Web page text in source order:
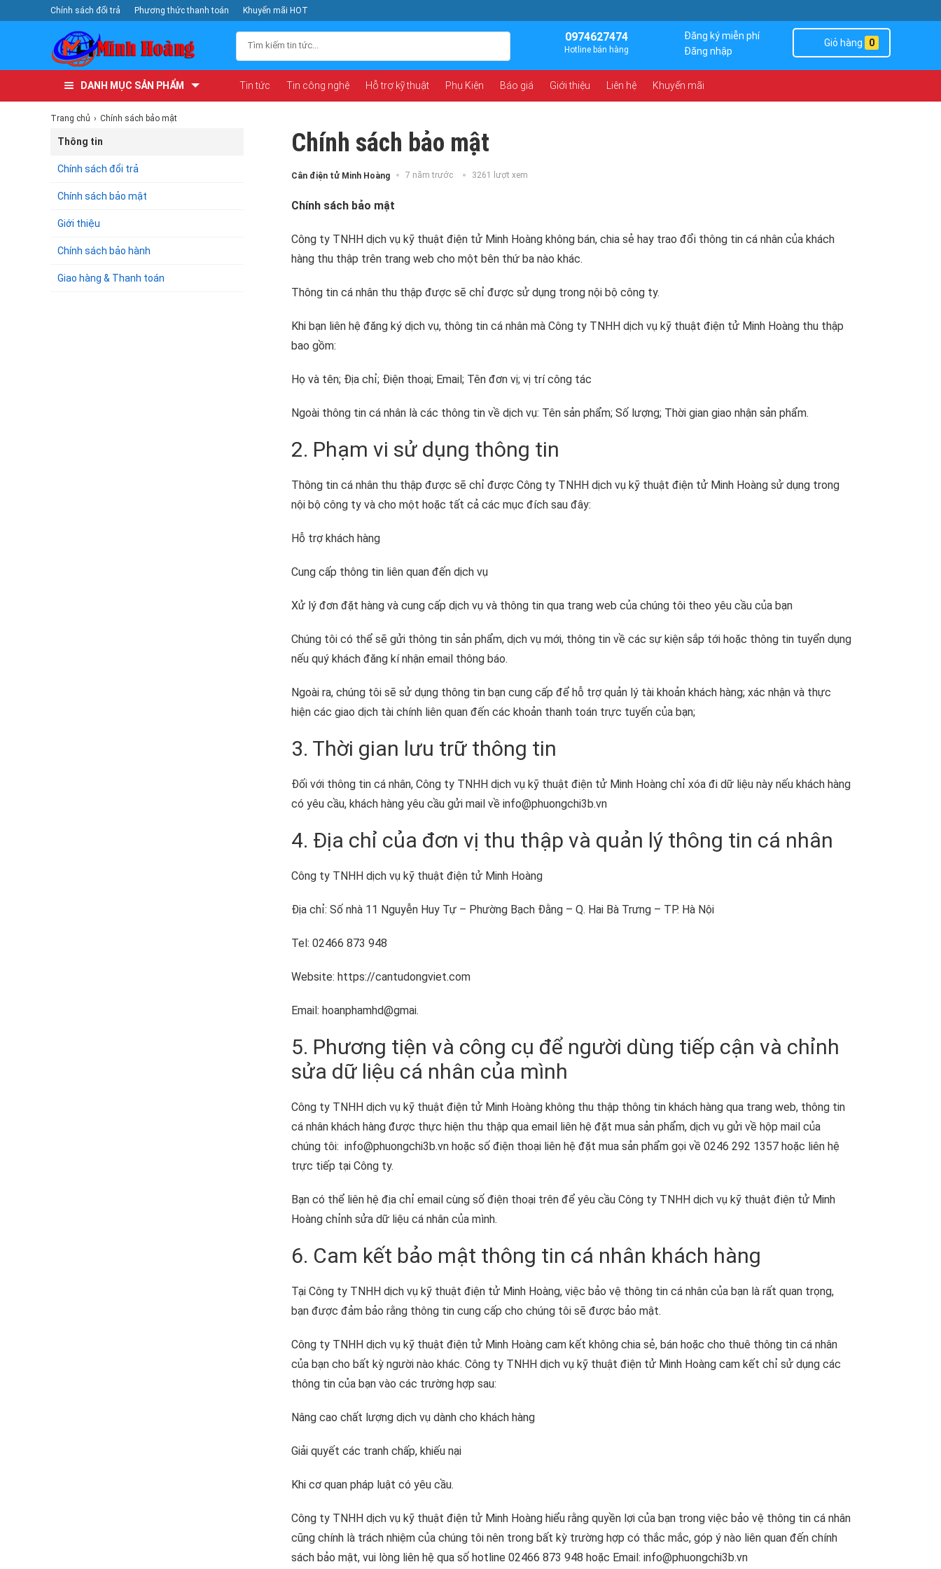
Chính sách đổi trả Phương thức thanh toán Khuyến mãi HOT
0974627474
Hotline bán hàng
Đăng ký miễn phí
Đăng nhập
Giỏ hàng 0
DANH MỤC SẢN PHẨM Tin tức Tin công nghệ Hỗ trợ kỹ thuật Phụ Kiện Báo giá Giới thiệu Liên hệ Khuyến mãi
Trang chủ Chính sách bảo mật
Thông tin
Chính sách đổi trả
Chính sách bảo mật
Giới thiệu
Chính sách bảo hành
Giao hàng & Thanh toán
Chính sách bảo mật
Cân điện tử Minh Hoàng 7 năm trước 3261 lượt xem
Chính sách bảo mật
Công ty TNHH dịch vụ kỹ thuật điện tử Minh Hoàng không bán, chia sẻ hay trao đổi thông tin cá nhân của khách
hàng thu thập trên trang web cho một bên thứ ba nào khác.
Thông tin cá nhân thu thập được sẽ chỉ được sử dụng trong nội bộ công ty.
Khi bạn liên hệ đăng ký dịch vụ, thông tin cá nhân mà Công ty TNHH dịch vụ kỹ thuật điện tử Minh Hoàng thu thập
bao gồm:
Họ và tên; Địa chỉ; Điện thoại; Email; Tên đơn vị; vị trí công tác
Ngoài thông tin cá nhân là các thông tin về dịch vụ: Tên sản phẩm; Số lượng; Thời gian giao nhận sản phẩm.
2. Phạm vi sử dụng thông tin
Thông tin cá nhân thu thập được sẽ chỉ được Công ty TNHH dịch vụ kỹ thuật điện tử Minh Hoàng sử dụng trong
nội bộ công ty và cho một hoặc tất cả các mục đích sau đây:
Hỗ trợ khách hàng
Cung cấp thông tin liên quan đến dịch vụ
Xử lý đơn đặt hàng và cung cấp dịch vụ và thông tin qua trang web của chúng tôi theo yêu cầu của bạn
Chúng tôi có thể sẽ gửi thông tin sản phẩm, dịch vụ mới, thông tin về các sự kiện sắp tới hoặc thông tin tuyển dụng
nếu quý khách đăng kí nhận email thông báo.
Ngoài ra, chúng tôi sẽ sử dụng thông tin bạn cung cấp để hỗ trợ quản lý tài khoản khách hàng; xác nhận và thực
hiện các giao dịch tài chính liên quan đến các khoản thanh toán trực tuyến của bạn;
3. Thời gian lưu trữ thông tin
Đối với thông tin cá nhân, Công ty TNHH dịch vụ kỹ thuật điện tử Minh Hoàng chỉ xóa đi dữ liệu này nếu khách hàng
có yêu cầu, khách hàng yêu cầu gửi mail về info@phuongchi3b.vn
4. Địa chỉ của đơn vị thu thập và quản lý thông tin cá nhân
Công ty TNHH dịch vụ kỹ thuật điện tử Minh Hoàng
Địa chỉ: Số nhà 11 Nguyễn Huy Tự – Phường Bạch Đằng – Q. Hai Bà Trưng – TP. Hà Nội
Tel: 02466 873 948
Website: https://cantudongviet.com
Email: hoanphamhd@gmai.
5. Phương tiện và công cụ để người dùng tiếp cận và chỉnh
sửa dữ liệu cá nhân của mình
Công ty TNHH dịch vụ kỹ thuật điện tử Minh Hoàng không thu thập thông tin khách hàng qua trang web, thông tin
cá nhân khách hàng được thực hiện thu thập qua email liên hệ đặt mua sản phẩm, dịch vụ gửi về hộp mail của
chúng tôi: info@phuongchi3b.vn hoặc số điện thoại liên hệ đặt mua sản phẩm gọi về 0246 292 1357 hoặc liên hệ
trực tiếp tại Công ty.
Bạn có thể liên hệ địa chỉ email cùng số điện thoại trên để yêu cầu Công ty TNHH dịch vụ kỹ thuật điện tử Minh
Hoàng chỉnh sửa dữ liệu cá nhân của mình.
6. Cam kết bảo mật thông tin cá nhân khách hàng
Tại Công ty TNHH dịch vụ kỹ thuật điện tử Minh Hoàng, việc bảo vệ thông tin cá nhân của bạn là rất quan trọng,
bạn được đảm bảo rằng thông tin cung cấp cho chúng tôi sẽ được bảo mật.
Công ty TNHH dịch vụ kỹ thuật điện tử Minh Hoàng cam kết không chia sẻ, bán hoặc cho thuê thông tin cá nhân
của bạn cho bất kỳ người nào khác. Công ty TNHH dịch vụ kỹ thuật điện tử Minh Hoàng cam kết chỉ sử dụng các
thông tin của bạn vào các trường hợp sau:
Nâng cao chất lượng dịch vụ dành cho khách hàng
Giải quyết các tranh chấp, khiếu nại
Khi cơ quan pháp luật có yêu cầu.
Công ty TNHH dịch vụ kỹ thuật điện tử Minh Hoàng hiểu rằng quyền lợi của bạn trong việc bảo vệ thông tin cá nhân
cũng chính là trách nhiệm của chúng tôi nên trong bất kỳ trường hợp có thắc mắc, góp ý nào liên quan đến chính
sách bảo mật, vui lòng liên hệ qua số hotline 02466 873 948 hoặc Email: info@phuongchi3b.vn